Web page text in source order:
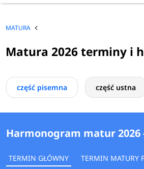
MATURA
Matura 2026 terminy i
część pisemna część ustna
Harmonogram matur 2026
TERMIN GŁÓWNY TERMIN MATURY